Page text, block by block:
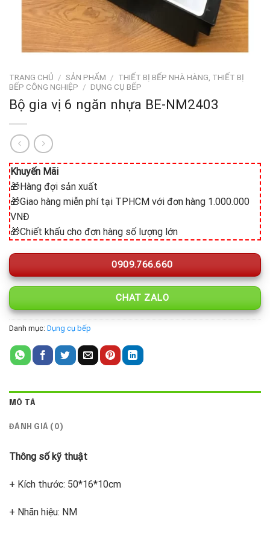
TRANG CHỦ / SẢN PHẨM / THIẾT BỊ BẾP NHÀ HÀNG, THIẾT BỊ
BẾP CÔNG NGHIỆP / DỤNG CỤ BẾP
Bộ gia vị 6 ngăn nhựa BE-NM2403
Khuyến Mãi
🎁Hàng đợi sản xuất
🎁Giao hàng miễn phí tại TPHCM với đơn hàng 1.000.000
VNĐ
🎁Chiết khấu cho đơn hàng số lượng lớn
0909.766.660
CHAT ZALO
Danh mục: Dụng cụ bếp
MÔ TẢ
ĐÁNH GIÁ (0)
Thông số kỹ thuật
+ Kích thước: 50*16*10cm
+ Nhãn hiệu: NM